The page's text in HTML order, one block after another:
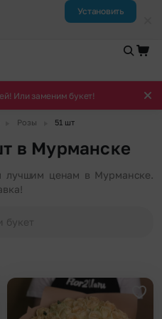
Установить
Или заменим букет!
Розы 51 шт
в Мурманске
лучшим ценам в Мурманске.
букет
в избранное